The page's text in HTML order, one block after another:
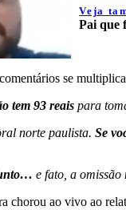
Veja
Pai que
se
tem 93 reais para
norte paulista. Se
e fato, a omissão
chorou ao vivo ao